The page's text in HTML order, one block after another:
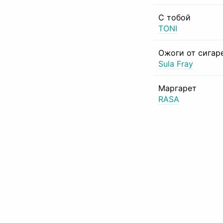
С тобой
TONI
Ожоги от
Sula Fray
Маргарет
RASA